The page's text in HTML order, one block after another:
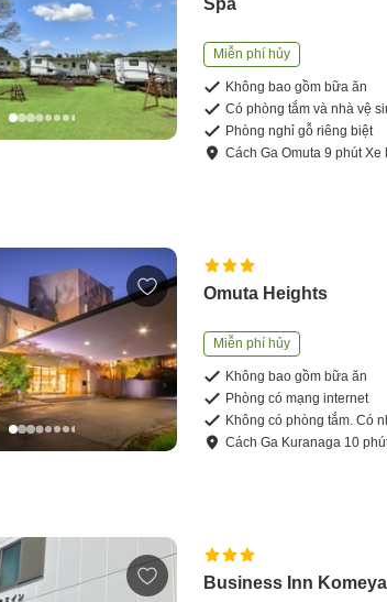
Spa
Miễn phí hủy
Không bao gồm bữa ăn
Có phòng tắm và nhà vệ
Phòng nghỉ gỗ riêng biệt
CáchGa Omuta 9 phútXe
Omuta Heights
Miễn phí hủy
Không bao gồm bữa ăn
Phòng có mạng internet
Không có phòng tắm. Có
CáchGa Kuranaga 10
Business Inn Komeya